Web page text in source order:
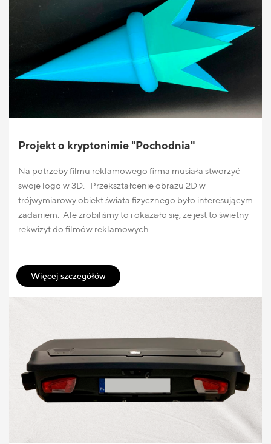
Projekt o kryptonimie "Pochodnia"
Na potrzeby filmu reklamowego firma musiała stworzyć
swoje logo w 3D. Przekształcenie obrazu 2D w
trójwymiarowy obiekt świata fizycznego było interesującym
zadaniem. Ale zrobiliśmy to i okazało się, że jest to świetny
rekwizyt do filmów reklamowych.
Więcej szczegółów